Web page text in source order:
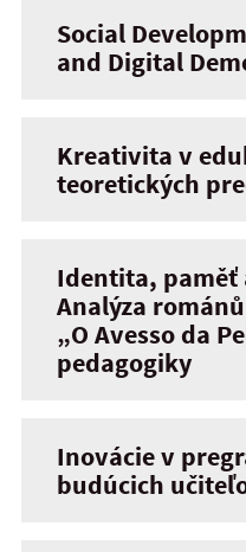
Social
and Digital
Kreativita v
teoretických
Identita, paměť
Analýza
„O Avesso da
pedagogiky
Inovácie v
budúcich